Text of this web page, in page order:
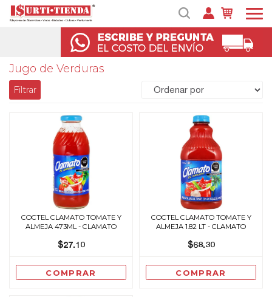
Jugo de Verduras
Filtrar
COCTEL CLAMATO TOMATE Y
ALMEJA 473ML - CLAMATO
$27.10
COMPRAR
COCTEL CLAMATO TOMATE Y
ALMEJA 1.82 LT - CLAMATO
$68.30
COMPRAR